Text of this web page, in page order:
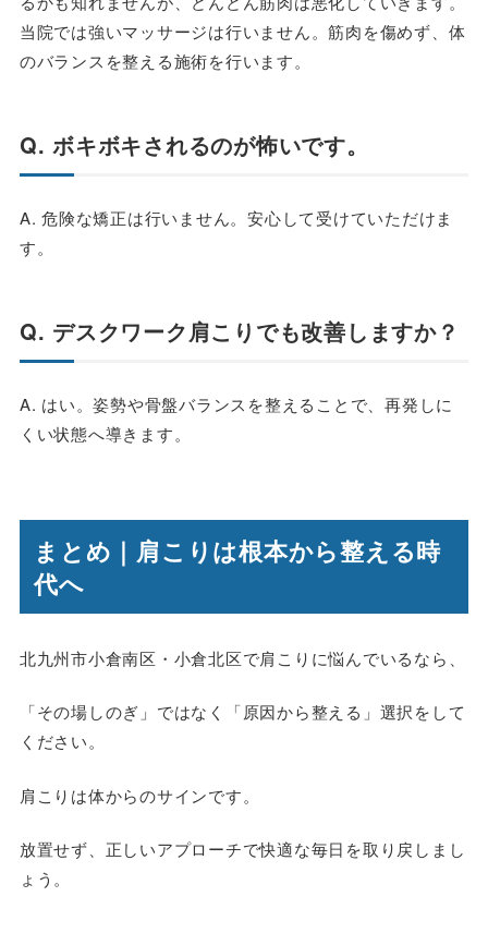
当院では強いマッサージは行いません。筋肉を傷めず、体
のバランスを整える施術を行います。
Q. ボキボキされるのが怖いです。
A. 危険な矯正は行いません。安心して受けていただけま
す。
Q. デスクワーク肩こりでも改善しますか？
A. はい。姿勢や骨盤バランスを整えることで、再発しに
くい状態へ導きます。
まとめ｜肩こりは根本から整える時
代へ
北九州市小倉南区・小倉北区で肩こりに悩んでいるなら、
「その場しのぎ」ではなく「原因から整える」選択をして
ください。
肩こりは体からのサインです。
放置せず、正しいアプローチで快適な毎日を取り戻しまし
ょう。